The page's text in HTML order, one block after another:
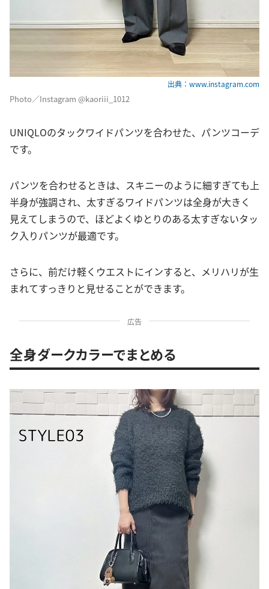
出典：www.instagram.com
Photo／Instagram @kaoriii_1012
UNIQLOのタックワイドパンツを合わせた、パンツコーデ
です。
パンツを合わせるときは、スキニーのように細すぎても上
半身が強調され、太すぎるワイドパンツは全身が大きく
見えてしまうので、ほどよくゆとりのある太すぎないタッ
ク入りパンツが最適です。
さらに、前だけ軽くウエストにインすると、メリハリが生
まれてすっきりと見せることができます。
広告
全身ダークカラーでまとめる